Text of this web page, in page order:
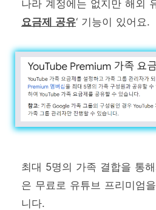
나라 계정에는 없지만 해외
요금제 공유‘ 기능이 있어요.
최대 5명의 가족 결합을 통
은 무료로 유튜브 프리미엄
니다.